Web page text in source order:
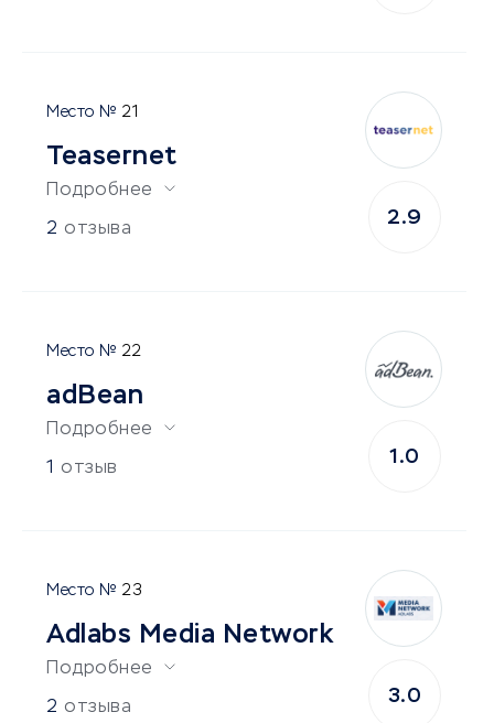
21
Teasernet
Подробнее
2 отзыва
2.9
22
adBean
Подробнее
1 отзыв
1.0
23
Adlabs Media Network
Подробнее
2 отзыва
3.0